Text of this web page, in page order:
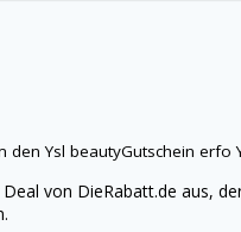
denYsl beautyGutschein erfo
von DieRabatt.de aus,